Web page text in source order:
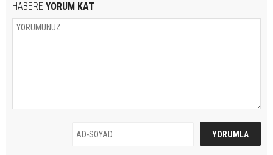
HABERE YORUM KAT